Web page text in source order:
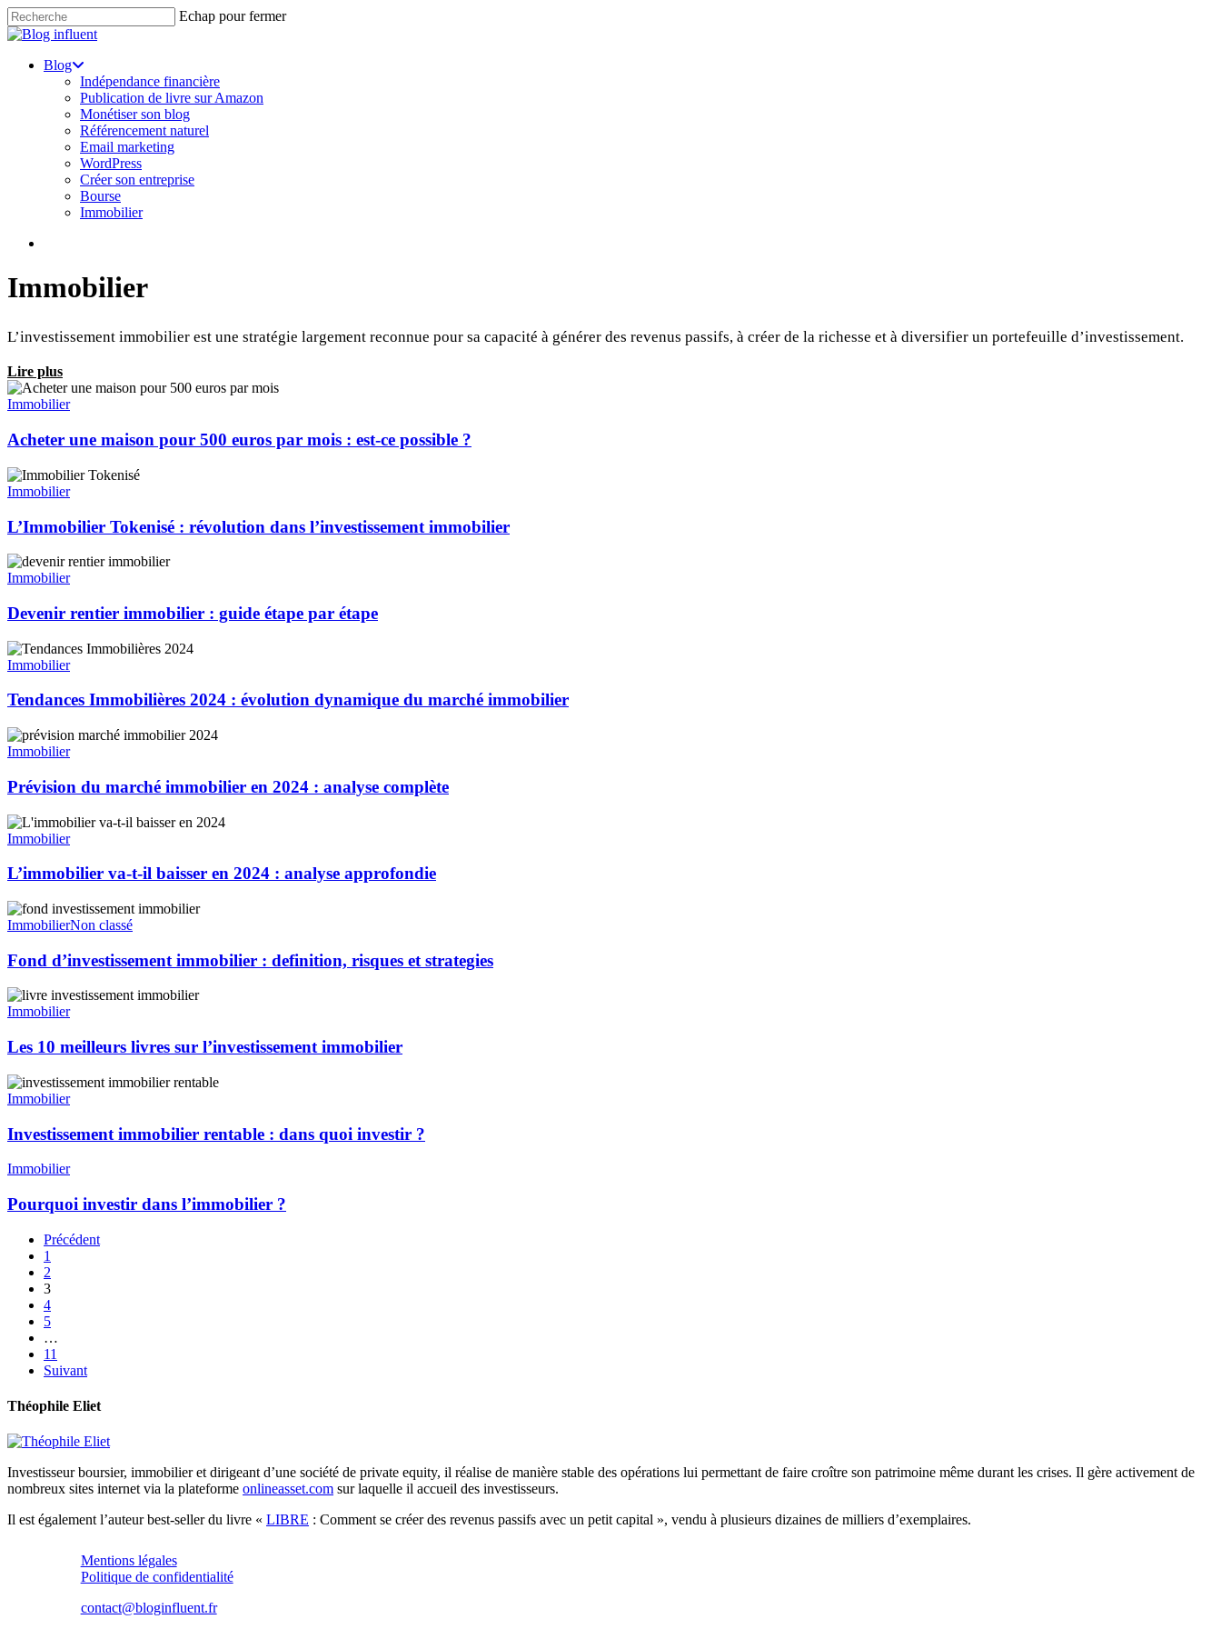
Skip
to
content
Echap pour fermer
Close
search
Menu
Blog
Indépendance financière
Publication de livre sur Amazon
Monétiser son blog
Référencement naturel
Email marketing
WordPress
Créer son entreprise
Bourse
Immobilier
Immobilier
L’investissement immobilier est une stratégie largement reconnue pour sa capacité à générer des revenus passifs, à créer de la richesse et à diversifier un portefeuille d’investissement.
Lire plus
Immobilier
Acheter une maison pour 500 euros par mois : est-ce possible ?
Immobilier
L’Immobilier Tokenisé : révolution dans l’investissement immobilier
Immobilier
Devenir rentier immobilier : guide étape par étape
Immobilier
Tendances Immobilières 2024 : évolution dynamique du marché immobilier
Immobilier
Prévision du marché immobilier en 2024 : analyse complète
Immobilier
L’immobilier va-t-il baisser en 2024 : analyse approfondie
ImmobilierNon classé
Fond d’investissement immobilier : definition, risques et strategies
Immobilier
Les 10 meilleurs livres sur l’investissement immobilier
Immobilier
Investissement immobilier rentable : dans quoi investir ?
Immobilier
Pourquoi investir dans l’immobilier ?
Précédent
1
2
3
4
5
…
11
Suivant
Théophile Eliet
Investisseur boursier, immobilier et dirigeant d’une société de private equity, il réalise de manière stable des opérations lui permettant de faire croître son patrimoine même durant les crises. Il gère activement de
nombreux sites internet via la plateforme onlineasset.com sur laquelle il accueil des investisseurs.
Il est également l’auteur best-seller du livre « LIBRE : Comment se créer des revenus passifs avec un petit capital », vendu à plusieurs dizaines de milliers d’exemplaires.
Mentions légales
Politique de confidentialité
contact@bloginfluent.fr